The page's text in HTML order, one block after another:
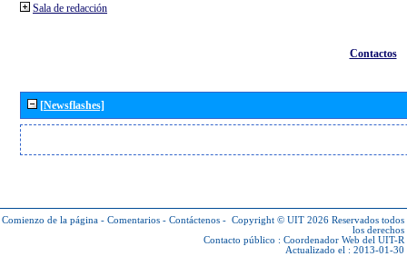
Sala de redacción
Contactos
[Newsflashes]
Comienzo de la página - Comentarios - Contáctenos - Copyright © UIT 2026 Reservados todos
los derechos
Contacto público : Coordenador Web del UIT-R
Actualizado el : 2013-01-30